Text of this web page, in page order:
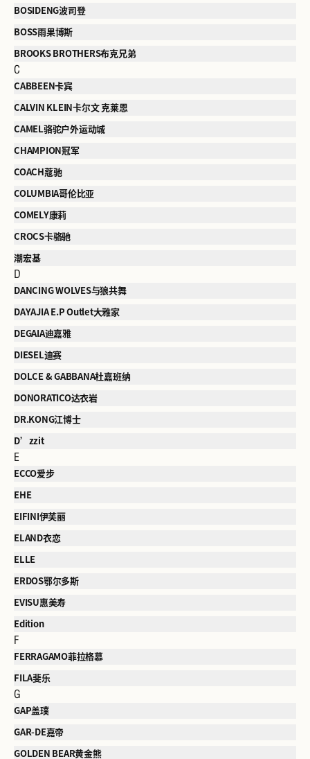
BOSIDENG波司登
BOSS雨果博斯
BROOKS BROTHERS布克兄弟
C
CABBEEN卡宾
CALVIN KLEIN卡尔文 克莱恩
CAMEL骆驼户外运动城
CHAMPION冠军
COACH蔻驰
COLUMBIA哥伦比亚
COMELY康莉
CROCS卡骆驰
潮宏基
D
DANCING WOLVES与狼共舞
DAYAJIA E.P Outlet大雅家
DEGAIA迪嘉雅
DIESEL迪赛
DOLCE & GABBANA杜嘉班纳
DONORATICO达衣岩
DR.KONG江博士
D’zzit
E
ECCO爱步
EHE
EIFINI伊芙丽
ELAND衣恋
ELLE
ERDOS鄂尔多斯
EVISU惠美寿
Edition
F
FERRAGAMO菲拉格慕
FILA斐乐
G
GAP盖璞
GAR-DE嘉帝
GOLDEN BEAR黄金熊